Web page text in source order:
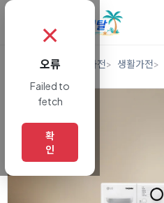
렌탈 디지털/가전 생활가전
✗
오류
Failed to
fetch
확
인